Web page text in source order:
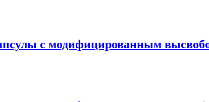
с модифицированным